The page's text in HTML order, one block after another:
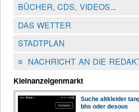
BÜCHER, CDS, VIDEOS...
DAS WETTER
STADTPLAN
≡NACHRICHT AN DIE
Kleinanzeigenmarkt
Suche altkleider
bhs oder desous